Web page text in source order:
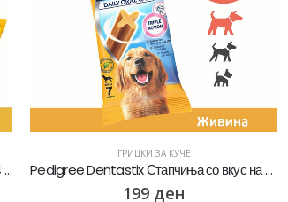
Pedigree Грицки за Куче МИКС СЕТ од 14 Кесички
ГРИЦКИ ЗА КУЧЕ
Pedigree Dentastix Стапчиња со вкус на Пилешко [Кесичка 270]
199 ден